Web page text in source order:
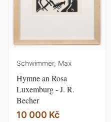
Schwimmer, Max
Hymne an Rosa
Luxemburg - J. R.
Becher
10 000 Kč